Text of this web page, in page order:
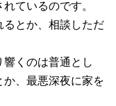
ているのです。
るとか、相談しただ
くのは普通とし
、最悪深夜に家を